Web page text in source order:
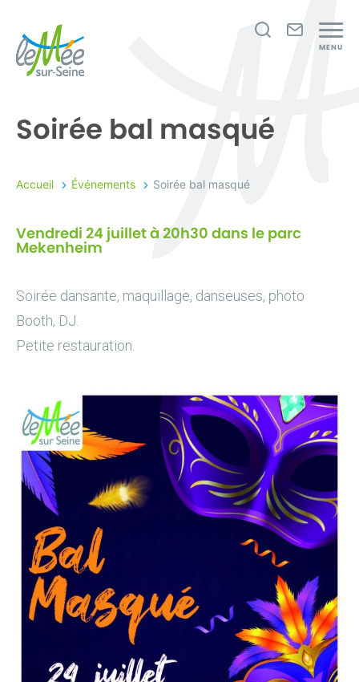
sur-
MENU
recherche
Nous
Soirée bal masqué
Accueil Événements Soirée bal masqué
Vendredi 24 juillet à 20h30 dans le parc
Mekenheim
Soirée dansante, maquillage, danseuses, photo
Booth, DJ.
Petite restauration.